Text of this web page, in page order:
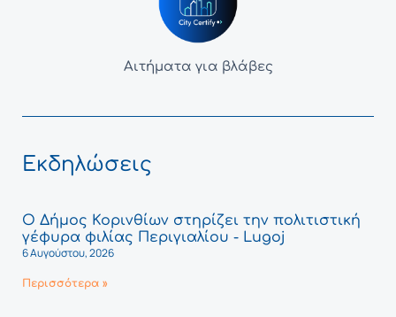
Αιτήματα για βλάβες
Εκδηλώσεις
Ο Δήμος Κορινθίων στηρίζει την πολιτιστική
γέφυρα φιλίας Περιγιαλίου - Lugoj
6 Αυγούστου, 2026
Περισσότερα »